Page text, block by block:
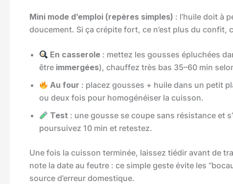
Mini mode d’emploi (repères simples) : l’huile doit à
doucement. Si ça crépite fort, ce n’est plus du confit,
En casserole : mettez les gousses épluchées
être immergées), chauffez très bas 35–60 min
Au four : placez gousses + huile dans un petit
ou deux fois pour homogénéiser la cuisson.
Test : une gousse se coupe sans résistance et
poursuivez 10 min et retestez.
Une fois la cuisson terminée, laissez tiédir avant de
note la date au feutre : ce simple geste évite les
source d’erreur domestique.